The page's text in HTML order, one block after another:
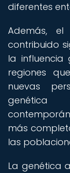
diferentes
Además,
contribuido
la influencia
regiones
nuevas
genética
más
las
La genética